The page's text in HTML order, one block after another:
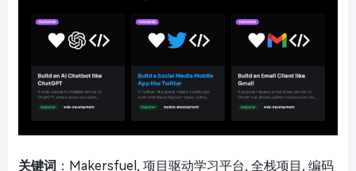
关键词 ：Makersfuel, 项目驱动学习平台, 全栈项目, 编码